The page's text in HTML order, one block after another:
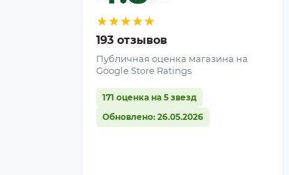
★★★★★
193 отзывов
Публичная оценка магазина на
Google Store Ratings
171 оценка на 5 звезд
Обновлено: 26.05.2026